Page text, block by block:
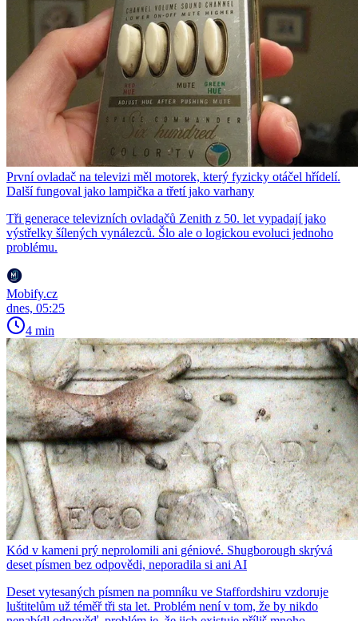
První ovladač na televizi měl motorek, který fyzicky otáčel hřídelí.
Další fungoval jako lampička a třetí jako varhany
Tři generace televizních ovladačů Zenith z 50. let vypadají jako
výstřelky šílených vynálezců. Šlo ale o logickou evoluci jednoho
problému.
Mobify.cz
dnes, 05:25
4 min
Kód v kameni prý neprolomili ani géniové. Shugborough skrývá
deset písmen bez odpovědi, neporadila si ani AI
Deset vytesaných písmen na pomníku ve Staffordshiru vzdoruje
luštitelům už téměř tři sta let. Problém není v tom, že by nikdo